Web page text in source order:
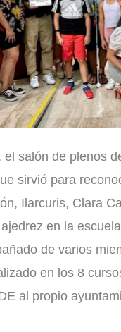
salón de plenos
sirvió para
Ilarcuris, Clara
en la
de varios
en los 8
al propio